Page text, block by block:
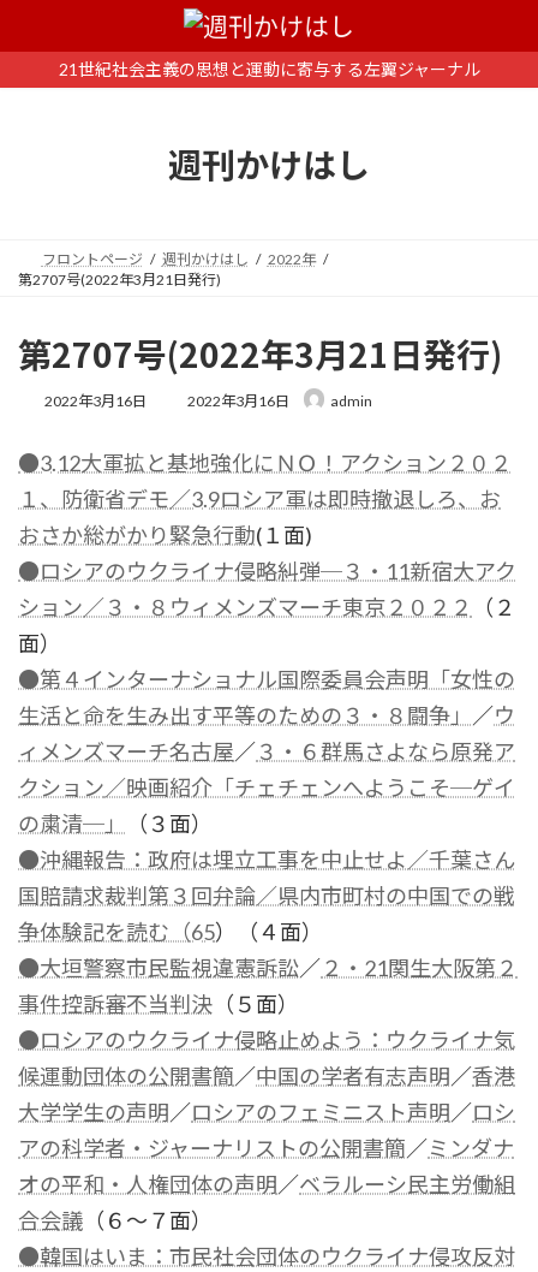
ン
ー
21世紀社会主義の思想と運動に寄与する左翼ジャーナル
週刊かけはし
フロントページ 週刊かけはし
2022年
第2707号(2022年3月21日発行)
第2707号(2022年3月21日発行)
2022年3月16日
最
新
時
:
2022年3月16日 admin
●3.12大軍拡と基地強化にＮＯ！アクション２０２
１、防衛省デモ／3.9ロシア軍は即時撤退しろ、お
おさか総がかり緊急行動(１面)
●ロシアのウクライナ侵略糾弾─３・11新宿大アク
ション／３・８ウィメンズマーチ東京２０２２
（２
面）
●第４インターナショナル国際委員会声明「女性の
生活と命を生み出す平等のための３・８闘争」
／ウ
ィメンズマーチ名古屋／３・６群馬さよなら原発ア
クション／映画紹介「チェチェンへようこそ─ゲイ
の粛清─」
（３面）
●沖縄報告：政府は埋立工事を中止せよ／千葉さん
国賠請求裁判第３回弁論／県内市町村の中国での戦
争体験記を読む（65）（４面）
●大垣警察市民監視違憲訴訟／２・21関生大阪第２
事件控訴審不当判決 （５面）
●ロシアのウクライナ侵略止めよう：ウクライナ気
候運動団体の公開書簡／中国の学者有志声明／香港
大学学生の声明／ロシアのフェミニスト声明／ロシ
アの科学者・ジャーナリストの公開書簡／ミンダナ
オの平和・人権団体の声明／ベラルーシ民主労働組
合会議 （６～７面）
●韓国はいま：市民社会団体のウクライナ侵攻反対